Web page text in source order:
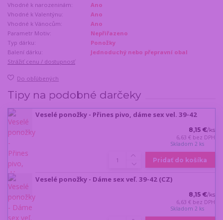
Vhodné k narozeninám:
Ano
Vhodné k Valentýnu:
Ano
Vhodné k Vánocům:
Ano
Parametr Motiv:
Nepřiřazeno
Typ dárku:
Ponožky
Balení dárku:
Jednoduchý nebo přepravní obal
Strážiť cenu / dostupnosť
Do obľúbených
Tipy na podobné darčeky
Veselé ponožky - Přines pivo, dáme sex vel. 39-42
8,15 €/ks
6,63 € bez DPH
Skladom 2 ks
Pridať do košíka
Veselé ponožky - Dáme sex veľ. 39-42 (CZ)
8,15 €/ks
6,63 € bez DPH
Skladom 2 ks